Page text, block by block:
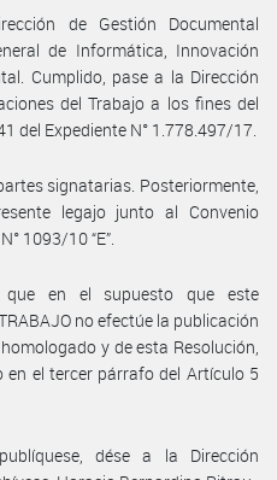
de Gestión Documental
de Informática, Innovación
Cumplido, pase a la Dirección
del Trabajo a los fines del
del Expediente N° 1.778.497/17.
signatarias. Posteriormente,
legajo junto al Convenio
1093/10 “E”.
que en el supuesto que este
no efectúe la publicación
y de esta Resolución,
en el tercer párrafo del Artículo 5
dése a la Dirección